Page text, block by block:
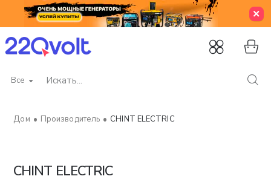
Все
Искать...
CHINT ELECTRIC
Производитель CHINT ELECTRIC